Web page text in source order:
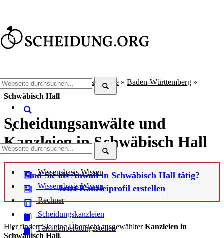
Wissensbasis Wissen
Wissensbasis Wissen
Rechner
Scheidungskanzleien
Familienberatungsstellen
Scheidung.org»Scheidungsanwälte » Baden-Württemberg »
Schwäbisch Hall
Scheidungsanwälte und
Kanzleien in Schwäbisch Hall
Sind Sie als Anwalt in Schwäbisch Hall tätig?
Jetzt Kanzleiprofil erstellen
Hier finden Sie eine Übersicht ausgewählterKanzleien in
Schwäbisch Hall.